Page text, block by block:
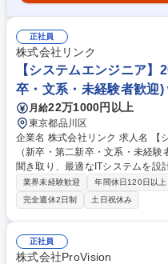
正社員
株式会社リンク
【システムエンジニア
卒・文系・未経験者歓迎
月給22万1000円以上
東京都品川区
企業名 株式会社リンク 求人名 【システムエンジニア】2027年4月入社
（新卒・第二新卒・文系・未経験者歓迎） 仕事の内容 顧
聞き取り、最適なITシステムを設
効率化を支える仕事です。チー
っています。 【具体的業務】 ・業務システム・Webシステムの設計・開
発 ・テスト・導入支援 ・システ
による） 募集職種 【システムエンジニア】2027年4月入社（新卒・第二
新卒・文系・未経験者歓迎）
業界未経験歓迎 年間休日120日以上
完全週休2日制
土日祝休み
正社員
株式会社ProVision